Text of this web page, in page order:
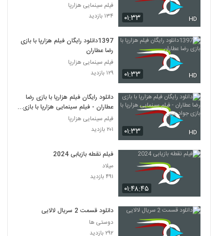
۰۱:۳۳ HD
فیلم سینمایی هزارپا
۱۳۴ بازدید
۰۱:۳۳ HD
1397دانلود رایگان فیلم هزارپا با بازی
رضا عطاران
فیلم سینمایی هزارپا
۱۲۹ بازدید
۰۱:۳۳ HD
دانلود رایگان فیلم هزارپا با بازی رضا
عطاران - فیلم سینمایی هزارپا با بازی
جواد عزتی
فیلم سینمایی هزارپا
۲۰۱ بازدید
۰۱:۴۸:۴۵
فیلم نقطه بازیابی 2024
میلاد
۴۹۱ بازدید
دانلود قسمت 2 سریال لالایی
دوستی ها
۲۹۲ بازدید